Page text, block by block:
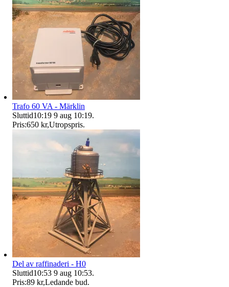
Trafo 60 VA - Märklin
Sluttid10:19 9 aug 10:19.
Pris:650 kr,Utropspris.
Del av raffinaderi - H0
Sluttid10:53 9 aug 10:53.
Pris:89 kr,Ledande bud.